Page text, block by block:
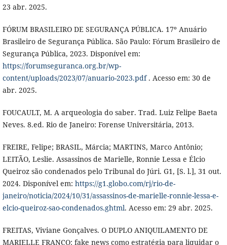
23 abr. 2025.
FÓRUM BRASILEIRO DE SEGURANÇA PÚBLICA. 17º Anuário
Brasileiro de Segurança Pública. São Paulo: Fórum Brasileiro de
Segurança Pública, 2023. Disponível em:
https://forumseguranca.org.br/wp-
content/uploads/2023/07/anuario-2023.pdf. Acesso em: 30 de
abr. 2025.
FOUCAULT, M. A arqueologia do saber. Trad. Luiz Felipe Baeta
Neves. 8.ed. Rio de Janeiro: Forense Universitária, 2013.
FREIRE, Felipe; BRASIL, Márcia; MARTINS, Marco Antônio;
LEITÃO, Leslie. Assassinos de Marielle, Ronnie Lessa e Élcio
Queiroz são condenados pelo Tribunal do Júri. G1, [S. l.], 31 out.
2024. Disponível em: https://g1.globo.com/rj/rio-de-
janeiro/noticia/2024/10/31/assassinos-de-marielle-ronnie-lessa-e-
elcio-queiroz-sao-condenados.ghtml. Acesso em: 29 abr. 2025.
FREITAS, Viviane Gonçalves. O DUPLO ANIQUILAMENTO DE
MARIELLE FRANCO: fake news como estratégia para liquidar o